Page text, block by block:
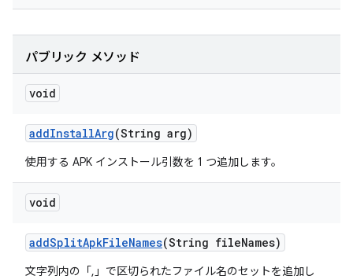
パブリック メソッド
void
addInstallArg(String arg)
使用する APK インストール引数を 1 つ追加します。
void
addSplitApkFileNames(String fileNames)
文字列内の「,」で区切られたファイル名のセットを追加し